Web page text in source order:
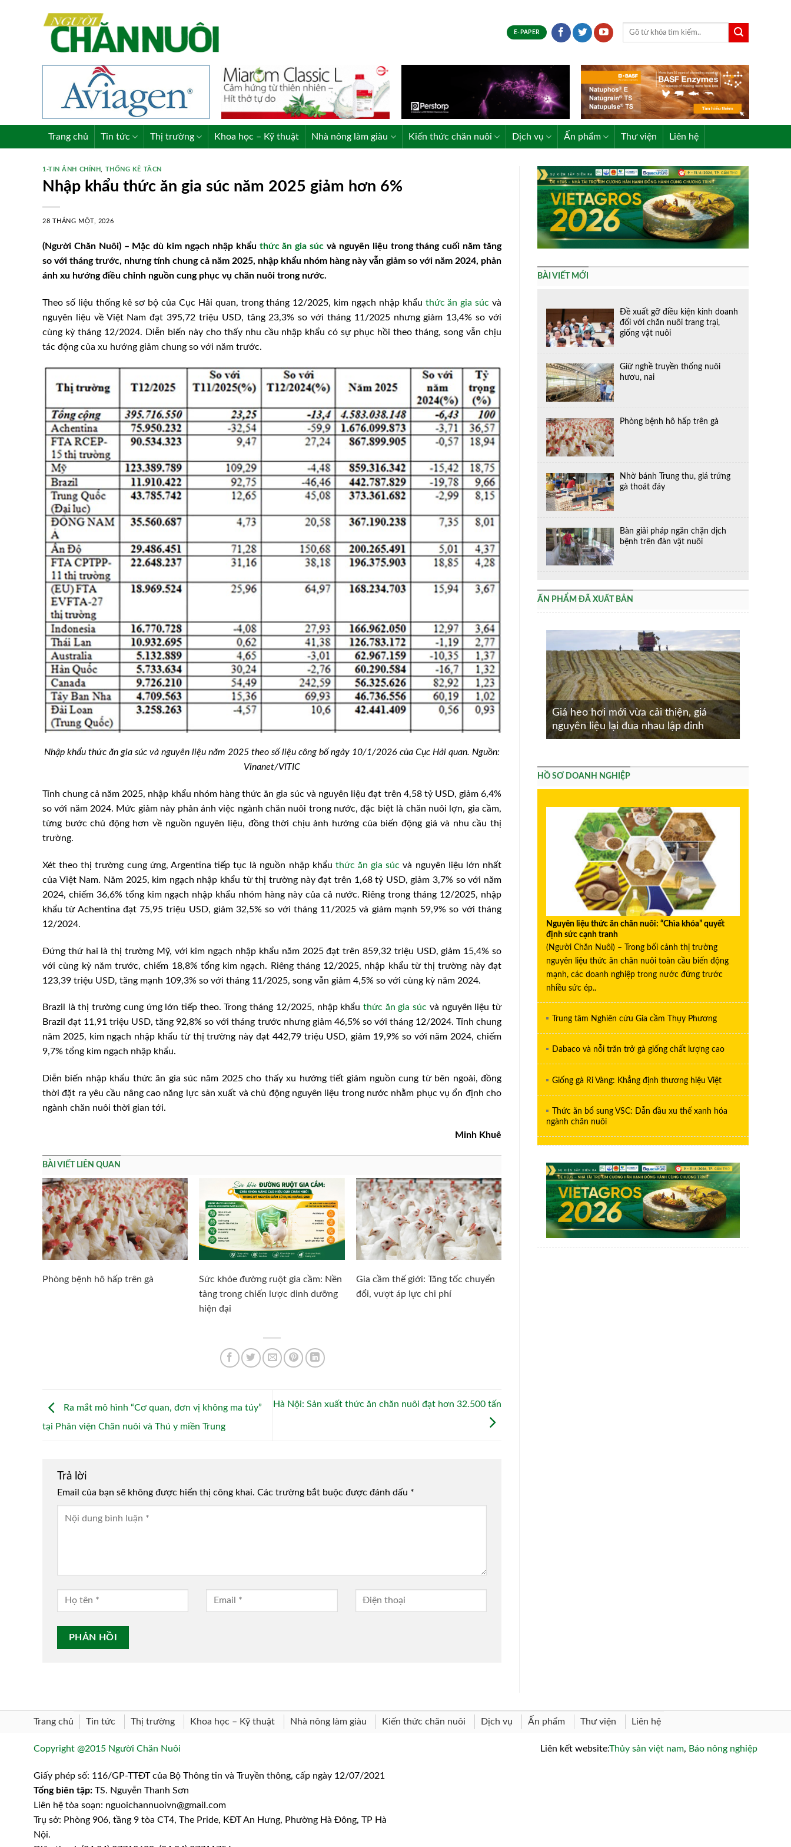
E-PAPER
Trang chủ Tin tức Thị trường Khoa học – Kỹ thuật Nhà nông làm giàu Kiến thức chăn nuôi Dịch vụ Ấn phẩm Thư viện Liên hệ
1-TIN ẢNH CHÍNH, THỐNG KÊ TĂCN
Nhập khẩu thức ăn gia súc năm 2025 giảm hơn 6%
28 THÁNG MỘT, 2026
(Người Chăn Nuôi) – Mặc dù kim ngạch nhập khẩu thức ăn gia súc và nguyên liệu trong tháng cuối năm tăng
so với tháng trước, nhưng tính chung cả năm 2025, nhập khẩu nhóm hàng này vẫn giảm so với năm 2024, phản
ánh xu hướng điều chỉnh nguồn cung phục vụ chăn nuôi trong nước.
Theo số liệu thống kê sơ bộ của Cục Hải quan, trong tháng 12/2025, kim ngạch nhập khẩu thức ăn gia súc và
nguyên liệu về Việt Nam đạt 395,72 triệu USD, tăng 23,3% so với tháng 11/2025 nhưng giảm 13,4% so với
cùng kỳ tháng 12/2024. Diễn biến này cho thấy nhu cầu nhập khẩu có sự phục hồi theo tháng, song vẫn chịu
tác động của xu hướng giảm chung so với năm trước.
Nhập khẩu thức ăn gia súc và nguyên liệu năm 2025 theo số liệu công bố ngày 10/1/2026 của Cục Hải quan. Nguồn:
Vinanet/VITIC
Tính chung cả năm 2025, nhập khẩu nhóm hàng thức ăn gia súc và nguyên liệu đạt trên 4,58 tỷ USD, giảm 6,4%
so với năm 2024. Mức giảm này phản ánh việc ngành chăn nuôi trong nước, đặc biệt là chăn nuôi lợn, gia cầm,
từng bước chủ động hơn về nguồn nguyên liệu, đồng thời chịu ảnh hưởng của biến động giá và nhu cầu thị
trường.
Xét theo thị trường cung ứng, Argentina tiếp tục là nguồn nhập khẩu thức ăn gia súc và nguyên liệu lớn nhất
của Việt Nam. Năm 2025, kim ngạch nhập khẩu từ thị trường này đạt trên 1,68 tỷ USD, giảm 3,7% so với năm
2024, chiếm 36,6% tổng kim ngạch nhập khẩu nhóm hàng này của cả nước. Riêng trong tháng 12/2025, nhập
khẩu từ Achentina đạt 75,95 triệu USD, giảm 32,5% so với tháng 11/2025 và giảm mạnh 59,9% so với tháng
12/2024.
Đứng thứ hai là thị trường Mỹ, với kim ngạch nhập khẩu năm 2025 đạt trên 859,32 triệu USD, giảm 15,4% so
với cùng kỳ năm trước, chiếm 18,8% tổng kim ngạch. Riêng tháng 12/2025, nhập khẩu từ thị trường này đạt
123,39 triệu USD, tăng mạnh 109,3% so với tháng 11/2025, song vẫn giảm 4,5% so với cùng kỳ năm 2024.
Brazil là thị trường cung ứng lớn tiếp theo. Trong tháng 12/2025, nhập khẩu thức ăn gia súc và nguyên liệu từ
Brazil đạt 11,91 triệu USD, tăng 92,8% so với tháng trước nhưng giảm 46,5% so với tháng 12/2024. Tính chung
năm 2025, kim ngạch nhập khẩu từ thị trường này đạt 442,79 triệu USD, giảm 19,9% so với năm 2024, chiếm
9,7% tổng kim ngạch nhập khẩu.
Diễn biến nhập khẩu thức ăn gia súc năm 2025 cho thấy xu hướng tiết giảm nguồn cung từ bên ngoài, đồng
thời đặt ra yêu cầu nâng cao năng lực sản xuất và chủ động nguyên liệu trong nước nhằm phục vụ ổn định cho
ngành chăn nuôi thời gian tới.
Minh Khuê
BÀI VIẾT LIÊN QUAN
Phòng bệnh hô hấp trên gà
Sức khỏe đường ruột gia cầm: Nền
tảng trong chiến lược dinh dưỡng
hiện đại
Gia cầm thế giới: Tăng tốc chuyển
đổi, vượt áp lực chi phí
Ra mắt mô hình “Cơ quan, đơn vị không ma túy”
tại Phân viện Chăn nuôi và Thú y miền Trung
Hà Nội: Sản xuất thức ăn chăn nuôi đạt hơn 32.500 tấn
Trả lời
Email của bạn sẽ không được hiển thị công khai. Các trường bắt buộc được đánh dấu *
Alternative:
BÀI VIẾT MỚI
Đề xuất gỡ điều kiện kinh doanh
đối với chăn nuôi trang trại,
giống vật nuôi
Giữ nghề truyền thống nuôi
hươu, nai
Phòng bệnh hô hấp trên gà
Nhờ bánh Trung thu, giá trứng
gà thoát đáy
Bàn giải pháp ngăn chặn dịch
bệnh trên đàn vật nuôi
ẤN PHẨM ĐÃ XUẤT BẢN
Giá heo hơi mới vừa cải thiện, giá
nguyên liệu lại đua nhau lập đỉnh
12/12/2022: Ba
Hỗ trợ, sớm đưa sản phẩm tổ yến xuất
Giá heo hơi hôm nay 12/11: Giảm
HỒ SƠ DOANH NGHIỆP
Nguyên liệu thức ăn chăn nuôi: “Chìa khóa” quyết
định sức cạnh tranh
(Người Chăn Nuôi) – Trong bối cảnh thị trường
nguyên liệu thức ăn chăn nuôi toàn cầu biến động
mạnh, các doanh nghiệp trong nước đứng trước
nhiều sức ép..
Trung tâm Nghiên cứu Gia cầm Thụy Phương
Dabaco và nỗi trăn trở gà giống chất lượng cao
Giống gà Ri Vàng: Khẳng định thương hiệu Việt
Thức ăn bổ sung VSC: Dẫn đầu xu thế xanh hóa
ngành chăn nuôi
Trang chủ Tin tức Thị trường Khoa học – Kỹ thuật Nhà nông làm giàu Kiến thức chăn nuôi Dịch vụ Ấn phẩm Thư viện Liên hệ
Copyright @2015 Người Chăn Nuôi
Giấy phép số: 116/GP-TTĐT của Bộ Thông tin và Truyền thông, cấp ngày 12/07/2021
Tổng biên tập: TS. Nguyễn Thanh Sơn
Liên hệ tòa soạn: nguoichannuoivn@gmail.com
Trụ sở: Phòng 906, tầng 9 tòa CT4, The Pride, KĐT An Hưng, Phường Hà Đông, TP Hà
Nội.
Liên kết website:Thủy sản việt nam, Báo nông nghiệp